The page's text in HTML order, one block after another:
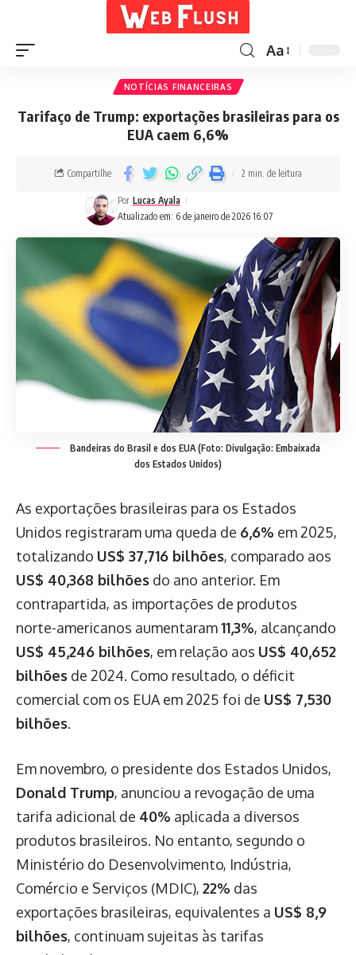
Aa
NOTÍCIAS FINANCEIRAS
Tarifaço de Trump: exportações brasileiras para os
EUA caem 6,6%
Atualizado em: 6 de janeiro de 2026 16:07
Por Lucas Ayala
Compartilhe 2 min. de leitura
Bandeiras do Brasil e dos EUA (Foto: Divulgação: Embaixada
dos Estados Unidos)
As exportações brasileiras para os Estados
Unidos registraram uma queda de 6,6% em 2025,
totalizando US$ 37,716 bilhões, comparado aos
US$ 40,368 bilhões do ano anterior. Em
contrapartida, as importações de produtos
norte-americanos aumentaram11,3%, alcançando
US$ 45,246 bilhões, em relação aos US$ 40,652
bilhões de 2024. Como resultado, o déficit
comercial com os EUA em 2025 foi de US$ 7,530
bilhões.
Em novembro, o presidente dos Estados Unidos,
Donald Trump, anunciou a revogação de uma
tarifa adicional de 40% aplicada a diversos
produtos brasileiros. No entanto, segundo o
Ministério do Desenvolvimento, Indústria,
Comércio e Serviços (MDIC), 22% das
exportações brasileiras, equivalentes a US$ 8,9
bilhões, continuam sujeitas às tarifas